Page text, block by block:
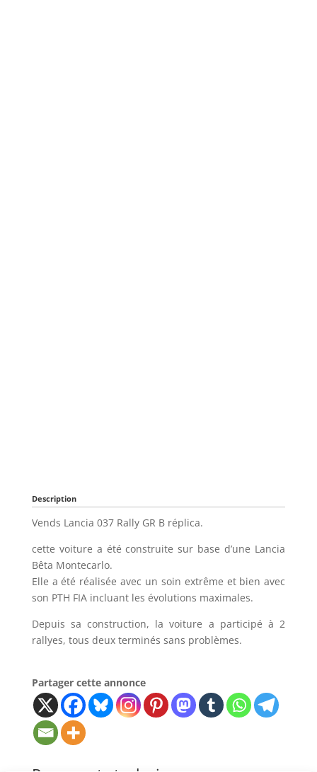
Description
Vends Lancia 037 Rally GR B réplica.
cette voiture a été construite sur base d’une Lancia
Bêta Montecarlo.
Elle a été réalisée avec un soin extrême et bien avec
son PTH FIA ​​incluant les évolutions maximales.
Depuis sa construction, la voiture a participé à 2
rallyes, tous deux terminés sans problèmes.
Partager cette annonce